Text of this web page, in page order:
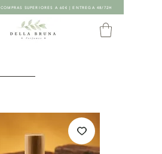
SUPERIORES A 60€ | ENTREGA 48/72H